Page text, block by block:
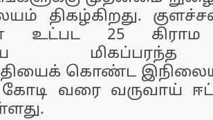
திகழ்கிறது.
உட்பட 25
கொண்ட
கோடி வரை வருவாய்